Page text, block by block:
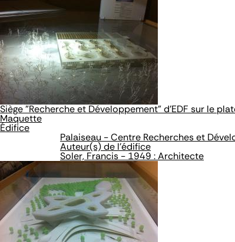
Siège "Recherche et Développement" d'EDF sur le
Maquette
Édifice
Palaiseau - Centre Recherches et
Auteur(s) de l'édifice
Soler, Francis - 1949 : Architecte